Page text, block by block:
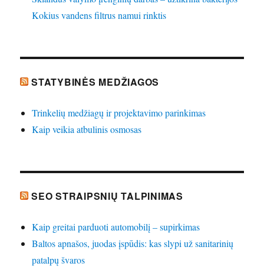
Kokius vandens filtrus namui rinktis
STATYBINĖS MEDŽIAGOS
Trinkelių medžiagų ir projektavimo parinkimas
Kaip veikia atbulinis osmosas
SEO STRAIPSNIŲ TALPINIMAS
Kaip greitai parduoti automobilį – supirkimas
Baltos apnašos, juodas įspūdis: kas slypi už sanitarinių
patalpų švaros